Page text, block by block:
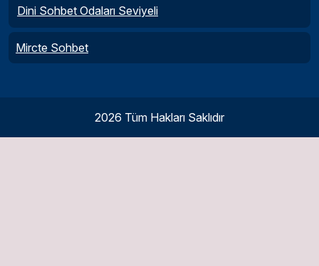
Dini Sohbet Odaları Seviyeli
Mircte Sohbet
2026 Tüm Hakları Saklıdır